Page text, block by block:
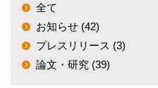
全て
お知らせ (42)
プレスリリース (3)
論文・研究 (39)